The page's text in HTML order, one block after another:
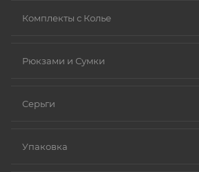
Комплекты с Колье
Рюкзами и Сумки
Серьги
Упаковка